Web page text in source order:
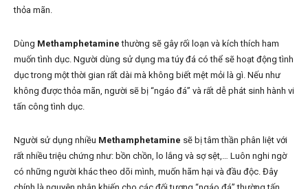
thỏa mãn.
Dùng Methamphetamine thường sẽ gây rối loạn và kích thích ham
muốn tình dục. Người dùng sử dụng ma túy đá có thể sẽ hoạt động tình
dục trong một thời gian rất dài mà không biết mệt mỏi là gì. Nếu như
không được thỏa mãn, người sẽ bị “ngáo đá” và rất dễ phát sinh hành vi
tấn công tình dục.
Người sử dụng nhiều Methamphetamine sẽ bị tâm thần phân liệt với
rất nhiều triệu chứng như: bồn chồn, lo lắng và sợ sệt,… Luôn nghi ngờ
có những người khác theo dõi mình, muốn hãm hại và đầu độc. Đây